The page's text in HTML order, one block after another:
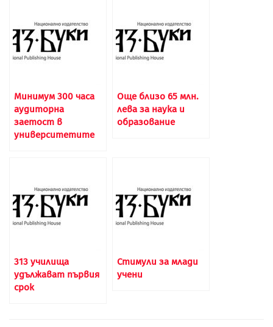
Минимум 300 часа
аудиторна
заетост в
университетите
Още близо 65 млн.
лева за наука и
образование
313 училища
удължават първия
срок
Стимули за млади
учени